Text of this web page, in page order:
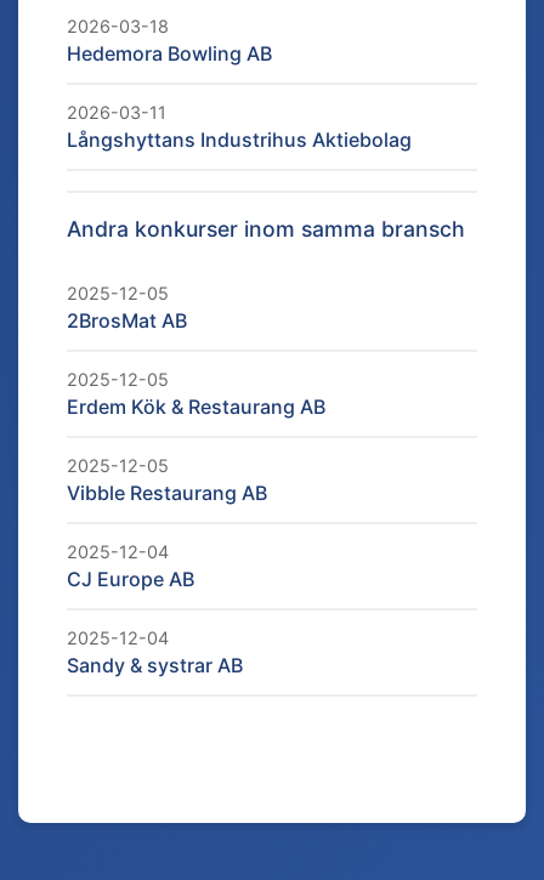
2026-03-18
Hedemora Bowling AB
2026-03-11
Långshyttans Industrihus Aktiebolag
Andra konkurser inom samma bransch
2025-12-05
2BrosMat AB
2025-12-05
Erdem Kök & Restaurang AB
2025-12-05
Vibble Restaurang AB
2025-12-04
CJ Europe AB
2025-12-04
Sandy & systrar AB